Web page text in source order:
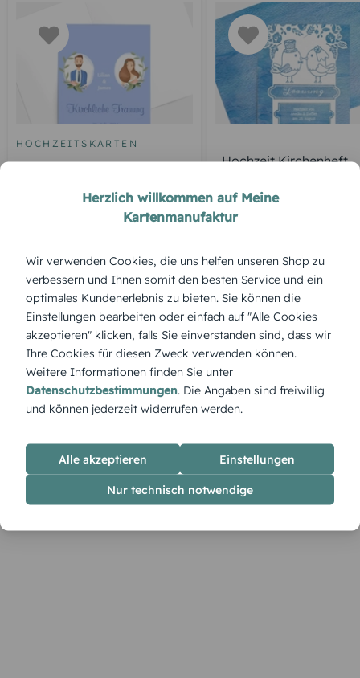
HOCHZEITSKARTEN
Kirchenheft Traumpaar
Hochzeit Kirchenheft
ÜBERBLICK:
Produktbeschreibung
Mit dem Design „Pärchen“ wird Nähe spürbar – schlicht,
ehrlich und liebevoll gestaltet, passend für jede emotionale
Zeremonie.
Herzlich willkommen auf Meine
Kartenmanufaktur
Wir verwenden Cookies, die uns helfen unseren Shop zu
verbessern und Ihnen somit den besten Service und ein
optimales Kundenerlebnis zu bieten. Sie können die
Einstellungen bearbeiten oder einfach auf "Alle Cookies
akzeptieren" klicken, falls Sie einverstanden sind, dass wir
Ihre Cookies für diesen Zweck verwenden können.
Weitere Informationen finden Sie unter
Datenschutzbestimmungen. Die Angaben sind freiwillig
und können jederzeit widerrufen werden.
Alle akzeptieren Einstellungen
Nur technisch notwendige